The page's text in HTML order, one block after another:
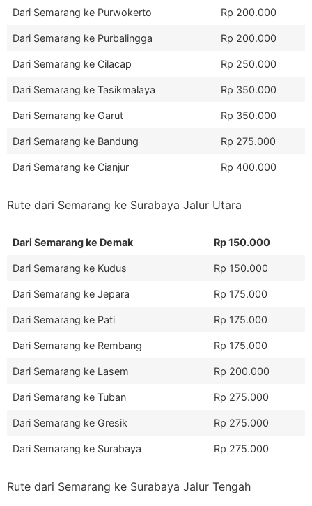
Dari Semarang ke Purwokerto Rp 200.000
Dari Semarang ke Purbalingga Rp 200.000
Dari Semarang ke Cilacap Rp 250.000
Dari Semarang ke Tasikmalaya Rp 350.000
Dari Semarang ke Garut Rp 350.000
Dari Semarang ke Bandung Rp 275.000
Dari Semarang ke Cianjur Rp 400.000
Rute dari Semarang ke Surabaya Jalur Utara
Dari Semarang ke Demak Rp 150.000
Dari Semarang ke Kudus Rp 150.000
Dari Semarang ke Jepara Rp 175.000
Dari Semarang ke Pati Rp 175.000
Dari Semarang ke Rembang Rp 175.000
Dari Semarang ke Lasem Rp 200.000
Dari Semarang ke Tuban Rp 275.000
Dari Semarang ke Gresik Rp 275.000
Dari Semarang ke Surabaya Rp 275.000
Rute dari Semarang ke Surabaya Jalur Tengah